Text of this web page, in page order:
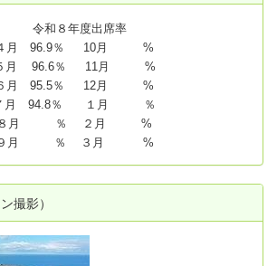
令和８年度出席率
月 96.9％ 10月 %
月 96.6％ 11月 %
月 95.5％ 12月 %
月 94.8％ １月 ％
８月 ％ ２月 %
月 ％ ３月 %
撮影）